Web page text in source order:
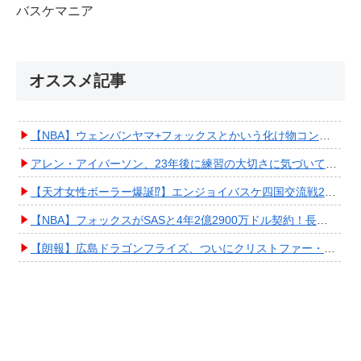
バスケマニア
オススメ記事
【NBA】ウェンバンヤマ+フォックスとかいう化け物コンビが爆誕してしまうwwwwwwwwww
アレン・アイバーソン、23年後に練習の大切さに気づいてしまうwwwwwwwwwwww
【天才女性ボーラー爆誕⁉︎】エンジョイバスケ四国交流戦2025 in 香川③ #エアボーズ #427
【NBA】フォックスがSASと4年2億2900万ドル契約！長期確保しPO進出へ期待高まる
【朗報】広島ドラゴンフライズ、ついにクリストファー・スミス獲得キタ━━━━(ﾟ∀ﾟ)━━━━!!